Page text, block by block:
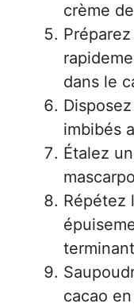
crème
dans le
imbibés
Étalez
Répétez
cacao